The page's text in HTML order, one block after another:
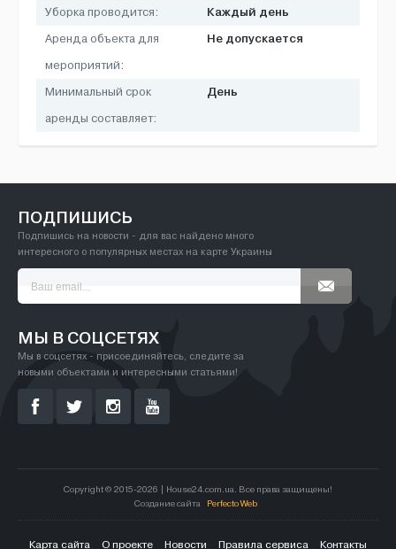
Уборка проводится: Каждый день
Аренда объекта для
мероприятий:
Не допускается
Минимальный срок
аренды составляет:
День
ПОДПИШИСЬ
Подпишись на новости - для вас найдено много
интересного о популярных местах на карте Украины
МЫ В СОЦСЕТЯХ
Мы в соцсетях - присоединяйтесь, следите за
новыми объектами и интересными статьями!
Copyright © 2015-2026 | House24.com.ua. Все права защищены!
Создание сайта
Perfecto Web
Карта сайта О проекте Новости Правила сервиса Контакты